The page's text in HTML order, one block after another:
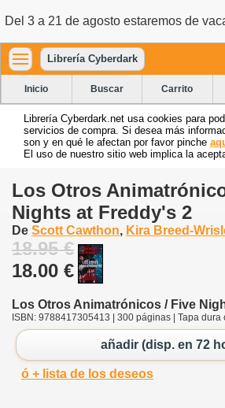
Del 3 a 21 de agosto estaremos de
Librería Cyberdark
Inicio Buscar Carrito
Librería Cyberdark.net usa cookies para
servicios de compra. Si desea más
son y en qué le afectan por favor pinche
El uso de nuestro sitio web implica la
Los Otros
Nights at Freddy's 2
De Scott Cawthon, Kira Breed-
18.95 €
18.00 €
Los Otros Animatrónicos / Five
ISBN: 9788417305413 | 300 páginas | Tapa dura
añadir (disp. en 72
ó + lista de los deseos